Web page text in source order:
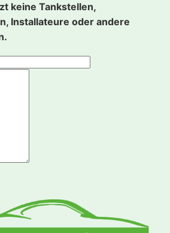
keine Tankstellen,
Installateure oder andere